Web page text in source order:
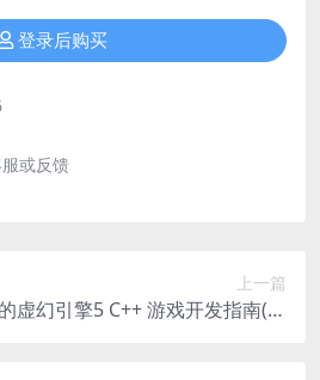
登录后购买
或反馈
上一篇
虚幻引擎5 C++ 游戏开发指南(英